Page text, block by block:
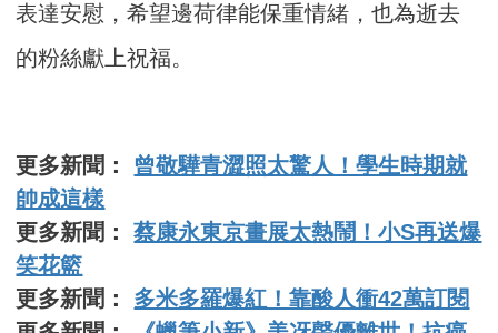
表達安慰，希望邊荷律能保重情緒，也為逝去
的粉絲獻上祝福。
更多新聞： 曾敬驊青澀照太驚人！學生時期就
帥成這樣
更多新聞：蔡康永東京畫展太熱鬧！小S再送爆
笑花籃
更多新聞： 多米多羅爆紅！靠酸人衝42萬訂閱